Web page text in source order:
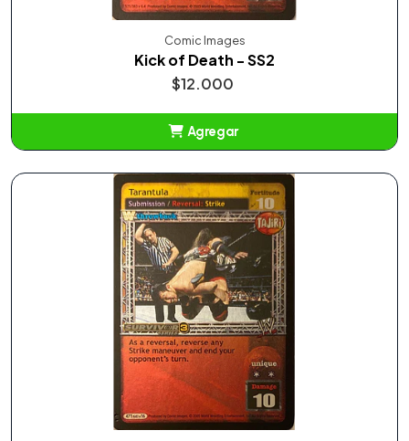
Comic Images
Kick of Death - SS2
$12.000
Agregar